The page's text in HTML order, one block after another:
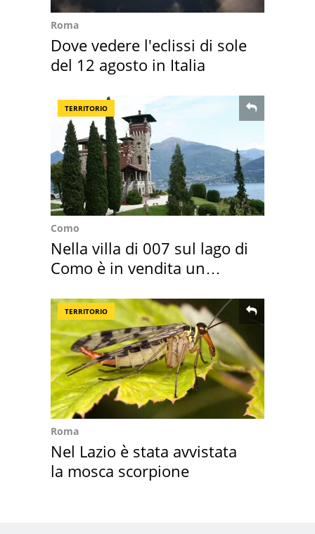
Roma
Dove vedere l'eclissi di sole
del 12 agosto in Italia
TERRITORIO
Como
Nella villa di 007 sul lago di
Como è in vendita un
TERRITORIO
Roma
Nel Lazio è stata avvistata
la mosca scorpione